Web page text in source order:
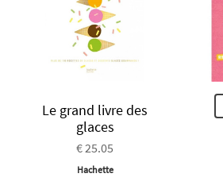
Le grand livre des
glaces
€ 25.05
Hachette